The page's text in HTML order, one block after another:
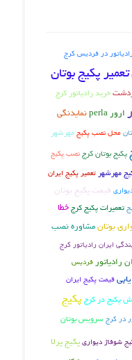
در فردیس کرج
تعمیر پکیج بوتان
خرید رادیاتور کرج
ارور perla
نمایدنگی
محل نصب پکیجمهرشهر
پکیج بوتان کرجنصب پکیج
مهرشهر تعمیر پکیج ایران
قیمت پکیج بوتان
تعمیرات پکیج کرجخطا
بوتانمشاوره نصب
ایران رادیاتور کرج
رادیاتورفردیس
قیمت پکیج ایران
پکیج در کرج پکیج
در کرجسرویس بوتان
شوفاژ دیواریپکیج پرلا